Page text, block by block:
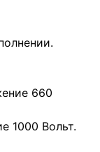
660
1000 Вольт.